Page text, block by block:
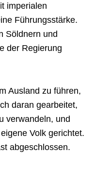
imperialen
Führungsstärke.
Söldnern und
der Regierung
Ausland zu führen,
daran gearbeitet,
verwandeln, und
Volk gerichtet.
abgeschlossen.